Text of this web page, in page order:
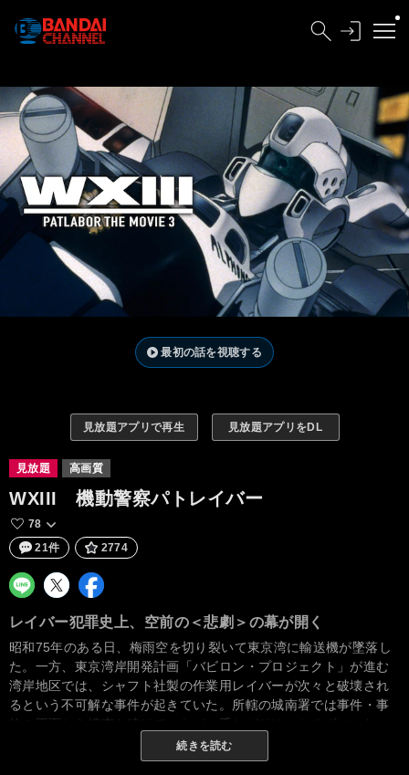
最初の話を視聴する
見放題アプリで再生 見放題アプリをDL
見放題 高画質
WXIII 機動警察パトレイバー
78
21件
2774
レイバー犯罪史上、空前の＜悲劇＞の幕が開く
昭和75年のある日、梅雨空を切り裂いて東京湾に輸送機が墜落し
た。一方、東京湾岸開発計画「バビロン・プロジェクト」が進む
湾岸地区では、シャフト社製の作業用レイバーが次々と破壊され
るという不可解な事件が起きていた。所轄の城南署では事件・事
故の両面から捜査を続けていたが、手かがりはつかめずにいた。
城南署の若手刑事・秦と相棒のベテラン刑事久住も捜査にあたっ
ていた。その捜査中に秦は、車が故障し立ち往生していた色白の
続きを読む